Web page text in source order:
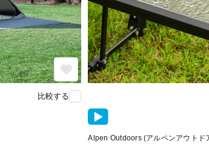
比較する
Alpen Outdoors (アルペンアウトド